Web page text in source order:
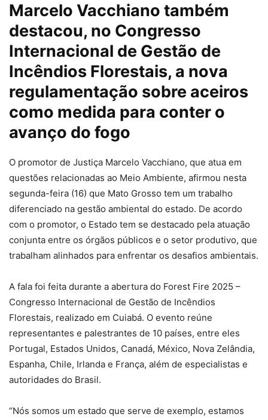
Marcelo Vacchiano também
destacou, no Congresso
Internacional de Gestão de
Incêndios Florestais, a nova
regulamentação sobre aceiros
como medida para conter o
avanço do fogo
O promotor de Justiça Marcelo Vacchiano, que atua em
questões relacionadas ao Meio Ambiente, afirmou nesta
segunda-feira (16) que Mato Grosso tem um trabalho
diferenciado na gestão ambiental do estado. De acordo
com o promotor, o Estado tem se destacado pela atuação
conjunta entre os órgãos públicos e o setor produtivo, que
trabalham alinhados para enfrentar os desafios ambientais.
A fala foi feita durante a abertura do Forest Fire 2025 –
Congresso Internacional de Gestão de Incêndios
Florestais, realizado em Cuiabá. O evento reúne
representantes e palestrantes de 10 países, entre eles
Portugal, Estados Unidos, Canadá, México, Nova Zelândia,
Espanha, Chile, Irlanda e França, além de especialistas e
autoridades do Brasil.
“Nós somos um estado que serve de exemplo, estamos